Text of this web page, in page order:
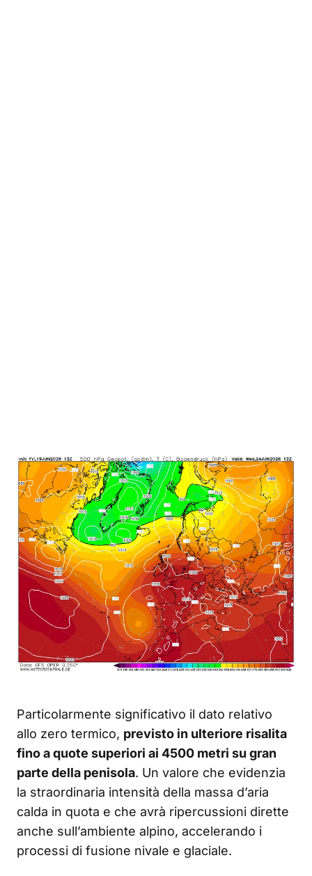
Particolarmente significativo il dato relativo
allo zero termico, previsto in ulteriore risalita
fino a quote superiori ai 4500 metri su gran
parte della penisola. Un valore che evidenzia
la straordinaria intensità della massa d’aria
calda in quota e che avrà ripercussioni dirette
anche sull’ambiente alpino, accelerando i
processi di fusione nivale e glaciale.